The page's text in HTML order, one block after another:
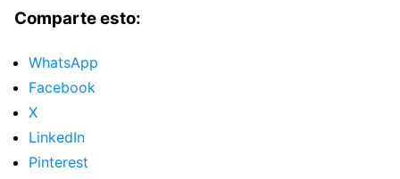
Comparte esto:
WhatsApp
Facebook
X
LinkedIn
Pinterest